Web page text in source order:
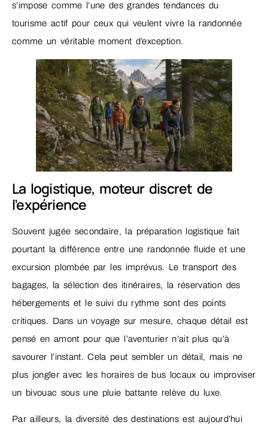
s’impose comme l’une des grandes tendances du
tourisme actif pour ceux qui veulent vivre la randonnée
comme un véritable moment d’exception.
La logistique, moteur discret de
l’expérience
Souvent jugée secondaire, la préparation logistique fait
pourtant la différence entre une randonnée fluide et une
excursion plombée par les imprévus. Le transport des
bagages, la sélection des itinéraires, la réservation des
hébergements et le suivi du rythme sont des points
critiques. Dans un voyage sur mesure, chaque détail est
pensé en amont pour que l’aventurier n’ait plus qu’à
savourer l’instant. Cela peut sembler un détail, mais ne
plus jongler avec les horaires de bus locaux ou improviser
un bivouac sous une pluie battante relève du luxe.
Par ailleurs, la diversité des destinations est aujourd’hui